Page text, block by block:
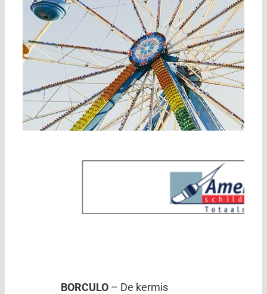
BORCULO – De kermis